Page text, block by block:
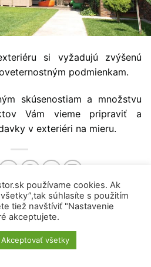
si vyžadujú zvýšenú
podmienkam.
skúsenostiam a množstvu
Vám vieme pripraviť a
v exteriéri na mieru.
s.r.o.Všetky práva vyhradené.
používame cookies. Ak
súhlasíte s použitím
tiež navštíviť "Nastavenie
akceptujete.
Akceptovať všetky